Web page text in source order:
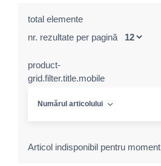
total elemente
nr. rezultate per pagină
product-
grid.filter.title.mobile
Numărul articolului
Articol indisponibil pentru moment